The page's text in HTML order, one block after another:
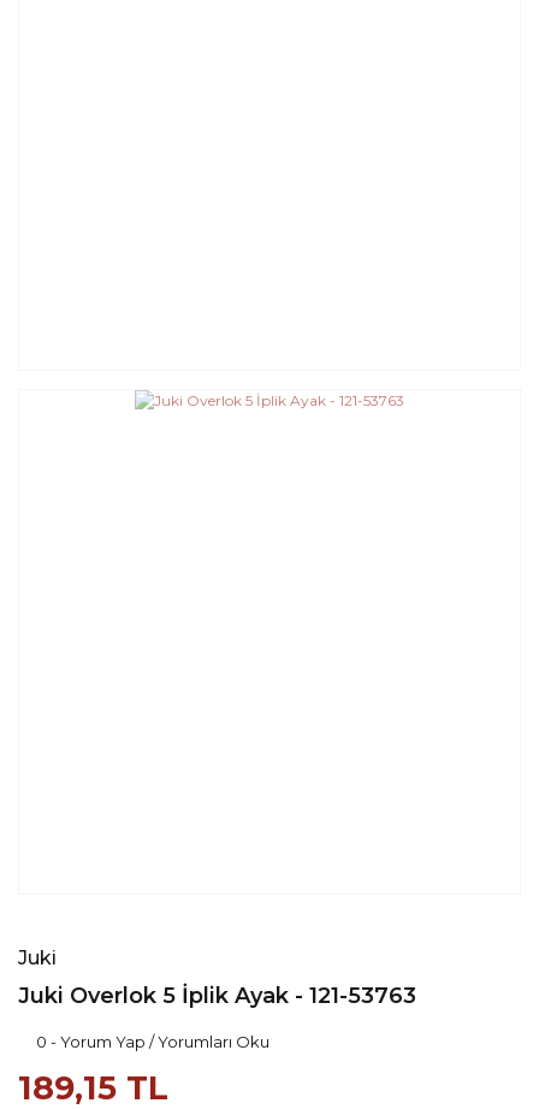
Juki
Juki Overlok 5 İplik Ayak - 121-53763
0 - Yorum Yap / Yorumları Oku
189,15 TL